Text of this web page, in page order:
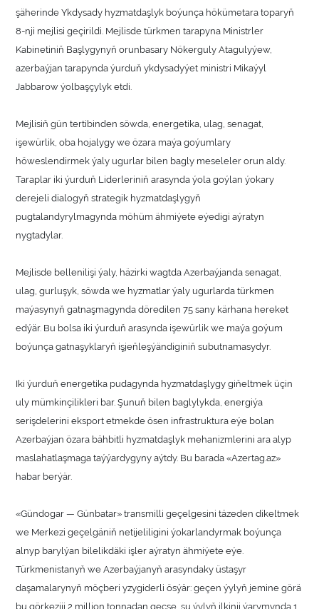
şäherinde Ykdysady hyzmatdaşlyk boýunça hökümetara toparyň
8-nji mejlisi geçirildi. Mejlisde türkmen tarapyna Ministrler
Kabinetiniň Başlygynyň orunbasary Nökerguly Atagulyýew,
azerbaýjan tarapynda ýurduň ykdysadyýet ministri Mikaýyl
Jabbarow ýolbaşçylyk etdi.
Mejlisiň gün tertibinden söwda, energetika, ulag, senagat,
işewürlik, oba hojalygy we özara maýa goýumlary
höweslendirmek ýaly ugurlar bilen bagly meseleler orun aldy.
Taraplar iki ýurduň Liderleriniň arasynda ýola goýlan ýokary
derejeli dialogyň strategik hyzmatdaşlygyň
pugtalandyrylmagynda möhüm ähmiýete eýedigi aýratyn
nygtadylar.
Mejlisde bellenilişi ýaly, häzirki wagtda Azerbaýjanda senagat,
ulag, gurluşyk, söwda we hyzmatlar ýaly ugurlarda türkmen
maýasynyň gatnaşmagynda döredilen 75 sany kärhana hereket
edýär. Bu bolsa iki ýurduň arasynda işewürlik we maýa goýum
boýunça gatnaşyklaryň işjeňleşýändiginiň subutnamasydyr.
Iki ýurduň energetika pudagynda hyzmatdaşlygy giňeltmek üçin
uly mümkinçilikleri bar. Şunuň bilen baglylykda, energiýa
serişdelerini eksport etmekde ösen infrastruktura eýe bolan
Azerbaýjan özara bähbitli hyzmatdaşlyk mehanizmlerini ara alyp
maslahatlaşmaga taýýardygyny aýtdy. Bu barada «Azertag.az»
habar berýär.
«Gündogar — Günbatar» transmilli geçelgesini täzeden dikeltmek
we Merkezi geçelgäniň netijeliligini ýokarlandyrmak boýunça
alnyp barylýan bilelikdäki işler aýratyn ähmiýete eýe.
Türkmenistanyň we Azerbaýjanyň arasyndaky üstaşyr
daşamalarynyň möçberi yzygiderli ösýär: geçen ýylyň jemine görä
bu görkeziji 2 million tonnadan geçse, şu ýylyň ilkinji ýarymynda 1